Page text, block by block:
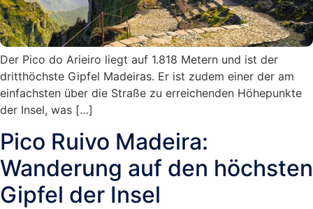
Der Pico do Arieiro liegt auf 1.818 Metern und ist der
dritthöchste Gipfel Madeiras. Er ist zudem einer der am
einfachsten über die Straße zu erreichenden Höhepunkte
der Insel, was […]
Pico Ruivo Madeira:
Wanderung auf den höchsten
Gipfel der Insel